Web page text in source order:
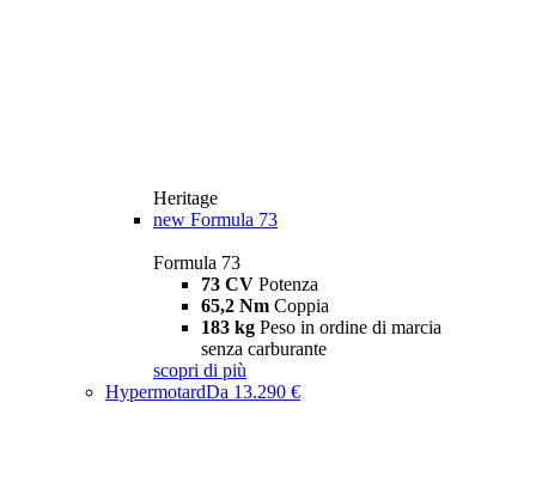
Heritage
new Formula 73
Formula 73
73 CV Potenza
65,2 Nm Coppia
183 kg Peso in ordine di marcia
senza carburante
scopri di più
HypermotardDa 13.290 €